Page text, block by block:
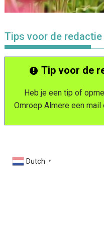
Tips voor de redactie
Tip voor de
Heb je een tip of
Omroep Almere een mail
Dutch ▼